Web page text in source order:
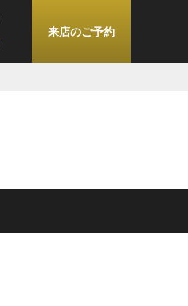
来店のご予約